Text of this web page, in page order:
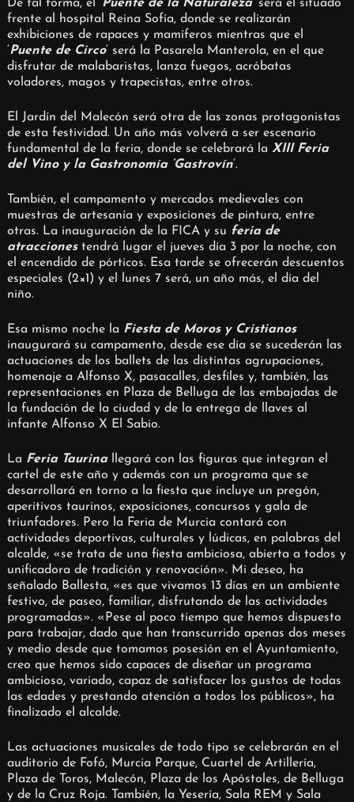
De tal forma, el ‘ Puente de la Naturaleza‘ será el situado
frente al hospital Reina Sofía, donde se realizarán
exhibiciones de rapaces y mamíferos mientras que el
‘Puente de Circo‘ será la Pasarela Manterola, en el que
disfrutar de malabaristas, lanza fuegos, acróbatas
voladores, magos y trapecistas, entre otros.
El Jardín del Malecón será otra de las zonas protagonistas
de esta festividad. Un año más volverá a ser escenario
fundamental de la feria, donde se celebrará la XIII Feria
del Vino y la Gastronomía ‘Gastrovín‘.
También, el campamento y mercados medievales con
muestras de artesanía y exposiciones de pintura, entre
otras. La inauguración de la FICA y su feria de
atraccionestendrá lugar el jueves día 3 por la noche, con
el encendido de pórticos. Esa tarde se ofrecerán descuentos
especiales (2×1) y el lunes 7 será, un año más, el día del
niño.
Esa mismo noche la Fiesta de Moros y Cristianos
inaugurará su campamento, desde ese día se sucederán las
actuaciones de los ballets de las distintas agrupaciones,
homenaje a Alfonso X, pasacalles, desfiles y, también, las
representaciones en Plaza de Belluga de las embajadas de
la fundación de la ciudad y de la entrega de llaves al
infante Alfonso X El Sabio.
La Feria Taurinallegará con las figuras que integran el
cartel de este año y además con un programa que se
desarrollará en torno a la fiesta que incluye un pregón,
aperitivos taurinos, exposiciones, concursos y gala de
triunfadores. Pero la Feria de Murcia contará con
actividades deportivas, culturales y lúdicas, en palabras del
alcalde, «se trata de una fiesta ambiciosa, abierta a todos y
unificadora de tradición y renovación». Mi deseo, ha
señalado Ballesta, «es que vivamos 13 días en un ambiente
festivo, de paseo, familiar, disfrutando de las actividades
programadas». «Pese al poco tiempo que hemos dispuesto
para trabajar, dado que han transcurrido apenas dos meses
y medio desde que tomamos posesión en el Ayuntamiento,
creo que hemos sido capaces de diseñar un programa
ambicioso, variado, capaz de satisfacer los gustos de todas
las edades y prestando atención a todos los públicos», ha
finalizado el alcalde.
Las actuaciones musicales de todo tipo se celebrarán en el
auditorio de Fofó, Murcia Parque, Cuartel de Artillería,
Plaza de Toros, Malecón, Plaza de los Apóstoles, de Belluga
y de la Cruz Roja. También, la Yesería, Sala REM y Sala